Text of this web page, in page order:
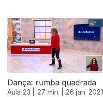
Dança: rumba quadrada
Aula 23 | 27 min. | 26 jan. 2021
520912